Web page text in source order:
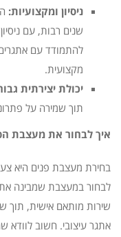
ניסיון ומקצועיות:
שנים רבות, עם
להתמודד עם אתגרים
מקצועית.
יכולת יצירתית
תוך שמירה על
איך לבחור את מעצבת
בחירת מעצבת פנים היא
לבחור במעצבת שמבינה
שירות מותאם אישית, תוך
אתגר עיצובי. חשוב